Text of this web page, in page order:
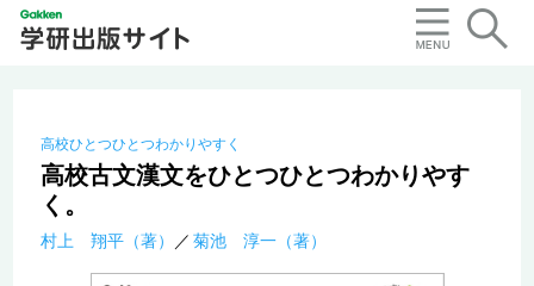
高校ひとつひとつわかりやすく
高校古文漢文をひとつひとつわかりやす
く。
村上 翔平（著） 菊池 淳一（著）